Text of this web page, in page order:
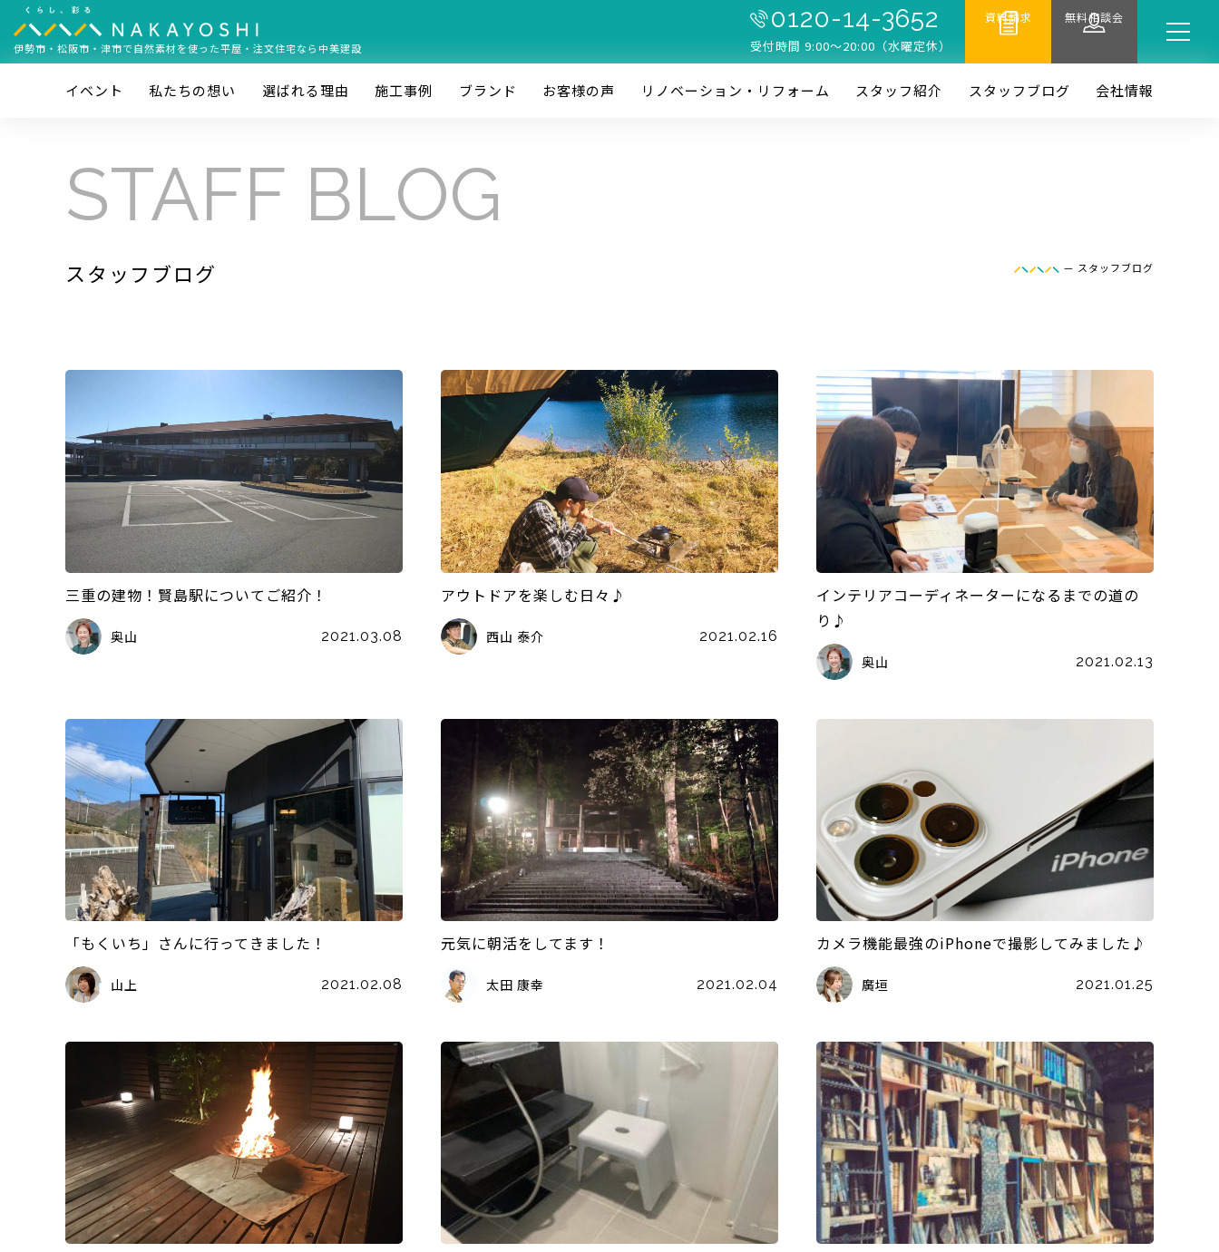
伊勢市・松阪市・津市で自然素材を使った平屋・注文住宅なら中美建設
0120-14-3652
受付時間 9:00〜20:00（水曜定休）
資料請求 無料相談会
イベント 私たちの想い 選ばれる理由 施⼯事例 ブランド お客様の声 リノベーション・リフォーム スタッフ紹介 スタッフブログ 会社情報
STAFF BLOG
スタッフブログ — スタッフブログ
三重の建物！賢島駅についてご紹介！
奥山 2021.03.08
アウトドアを楽しむ日々♪
西山 泰介 2021.02.16
インテリアコーディネーターになるまでの道の
り♪
奥山 2021.02.13
「もくいち」さんに行ってきました！
山上 2021.02.08
元気に朝活をしてます！
太田 康幸 2021.02.04
カメラ機能最強のiPhoneで撮影してみました♪
廣垣 2021.01.25